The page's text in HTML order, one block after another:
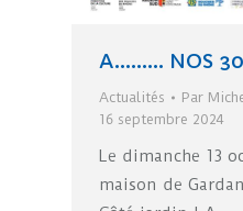
A……… NOS
Actualités Par
16 septembre 2024
Le dimanche 13
maison de